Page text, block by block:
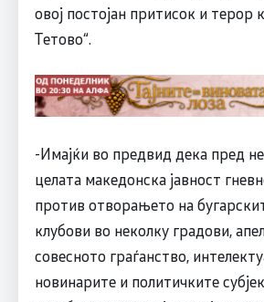
овој постојан притисок и терор
Тетово“.
-Имајќи во предвид дека пред
целата македонска јавност
против отворањето на
клубови во неколку градови,
совесното граѓанство,
новинарите и политичките